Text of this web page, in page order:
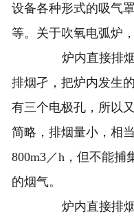
设备各种形式的吸气
等。关于吹氧电弧炉
炉内直接排烟
排烟孑，把炉内发生
有三个电极孔，所以
简略，排烟量小，相
800m3／h，但不能捕
的烟气。
炉内直接排烟